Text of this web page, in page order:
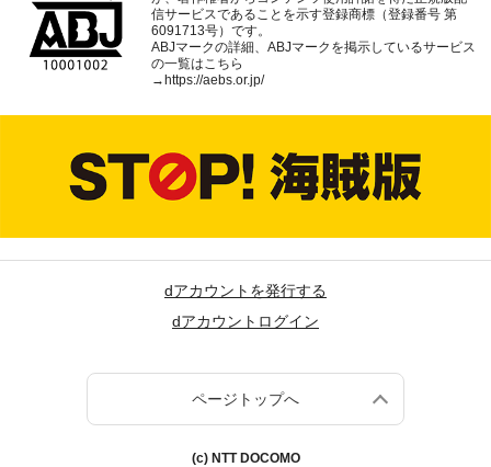
信サービスであることを示す登録商標（登録番号 第
6091713号）です。
ABJマークの詳細、ABJマークを掲示しているサービス
の一覧はこちら
→ https://aebs.or.jp/
dアカウントを発行する
dアカウントログイン
ページトップへ
(c) NTT DOCOMO